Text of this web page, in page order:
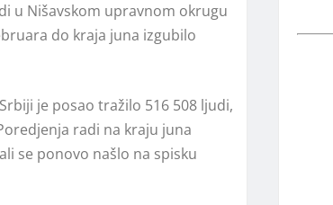
u Nišavskom upravnom okrugu
do kraja juna izgubilo
je posao tražilo 516 508 ljudi,
radi na kraju juna
se ponovo našlo na spisku